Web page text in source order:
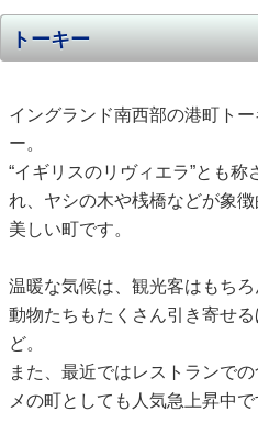
トーキー
イングランド南西部の港町トー
ー。
“イギリスのリヴィエラ”とも称
れ、ヤシの木や桟橋などが象徴
美しい町です。
温暖な気候は、観光客はもちろ
動物たちもたくさん引き寄せる
ど。
また、最近ではレストランで
メの町としても人気急上昇中で